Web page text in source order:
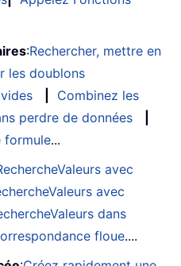
:Rechercher, mettre en
les doublons
Combinez les
perdre de données
formule...
avec
avec
dans
floue....